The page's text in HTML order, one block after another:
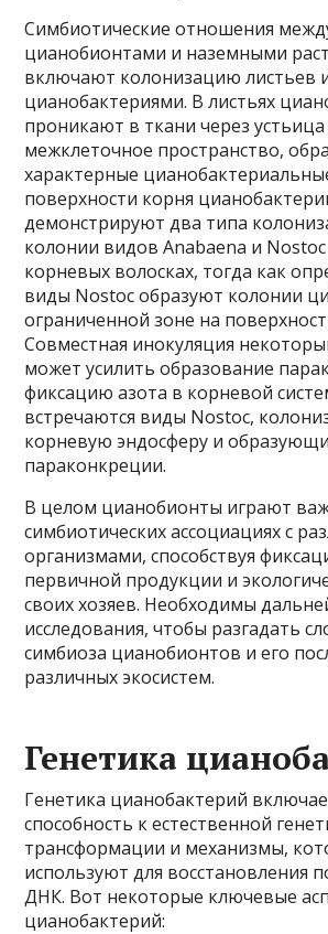
Симбиотические отношения
цианобионтами и наземными
включают колонизацию листьев
цианобактериями. В листьях
проникают в ткани через устьица
межклеточное пространство,
характерные
поверхности корня
демонстрируют два типа
колонии видов Anabaena и
корневых волосках, тогда как
виды Nostoc образуют колонии
ограниченной зоне на
Совместная инокуляция
может усилить образование
фиксацию азота в корневой
встречаются виды Nostoc,
корневую эндосферу и
параконкреции.
В целом цианобионты играют
симбиотических ассоциациях с
организмами, способствуя
первичной продукции и
своих хозяев. Необходимы
исследования, чтобы разгадать
симбиоза цианобионтов и его
различных экосистем.
Генетика
Генетика цианобактерий
способность к естественной
трансформации и механизмы,
используют для восстановления
ДНК. Вот некоторые ключевые
цианобактерий: